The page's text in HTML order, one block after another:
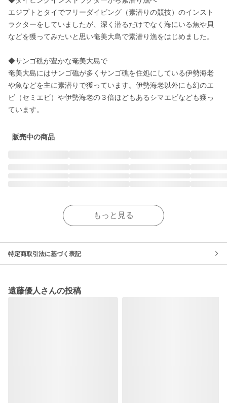
エジプトとタイでフリーダイビング（素潜りの競技）のインスト
ラクターをしていましたが、深く潜るだけでなく海にいる魚や貝
などを獲ってみたいと思い奄美大島で素潜り漁をはじめました。
◆サンゴ礁が豊かな奄美大島で
奄美大島にはサンゴ礁が多くサンゴ礁を住処にしている伊勢海老
や魚などを主に素潜りで獲っています。伊勢海老以外にも幻のエ
ビ（セミエビ）や伊勢海老の３倍ほどもあるシマエビなども獲っ
ています。
販売中の商品
もっと見る
特定商取引法に基づく表記
遠藤優人さんの投稿